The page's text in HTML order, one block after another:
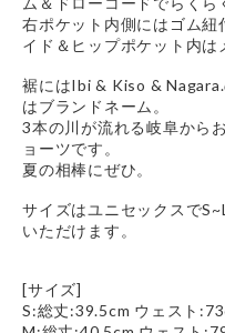
右ポケット内側にはゴム
イド＆ヒップポケット内
裾にはIbi & Kiso &
はブランドネーム。
3本の川が流れる岐阜から
ョーツです。
夏の相棒にぜひ。
サイズはユニセックスで
いただけます。
[サイズ]
S:総丈:39.5cm ウェスト